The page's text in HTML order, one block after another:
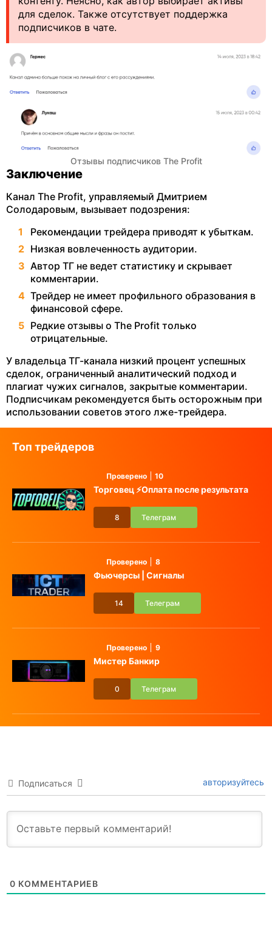
для сделок. Также отсутствует поддержка
подписчиков в чате.
Отзывы подписчиков The Profit
Заключение
Канал The Profit, управляемый Дмитрием
Солодаровым, вызывает подозрения:
Рекомендации трейдера приводят к убыткам.
Низкая вовлеченность аудитории.
Автор ТГ не ведет статистику и скрывает
комментарии.
Трейдер не имеет профильного образования в
финансовой сфере.
Редкие отзывы о The Profit только
отрицательные.
У владельца ТГ-канала низкий процент успешных
сделок, ограниченный аналитический подход и
плагиат чужих сигналов, закрытые комментарии.
Подписчикам рекомендуется быть осторожным при
использовании советов этого лже-трейдера.
Топ трейдеров
Проверено 10
Торговец ⚡️Оплата после результата
8 Телеграм
Проверено 8
Фьючерсы | Сигналы
14 Телеграм
Проверено 9
Мистер Банкир
0 Телеграм
Подписаться авторизуйтесь
0 КОММЕНТАРИЕВ